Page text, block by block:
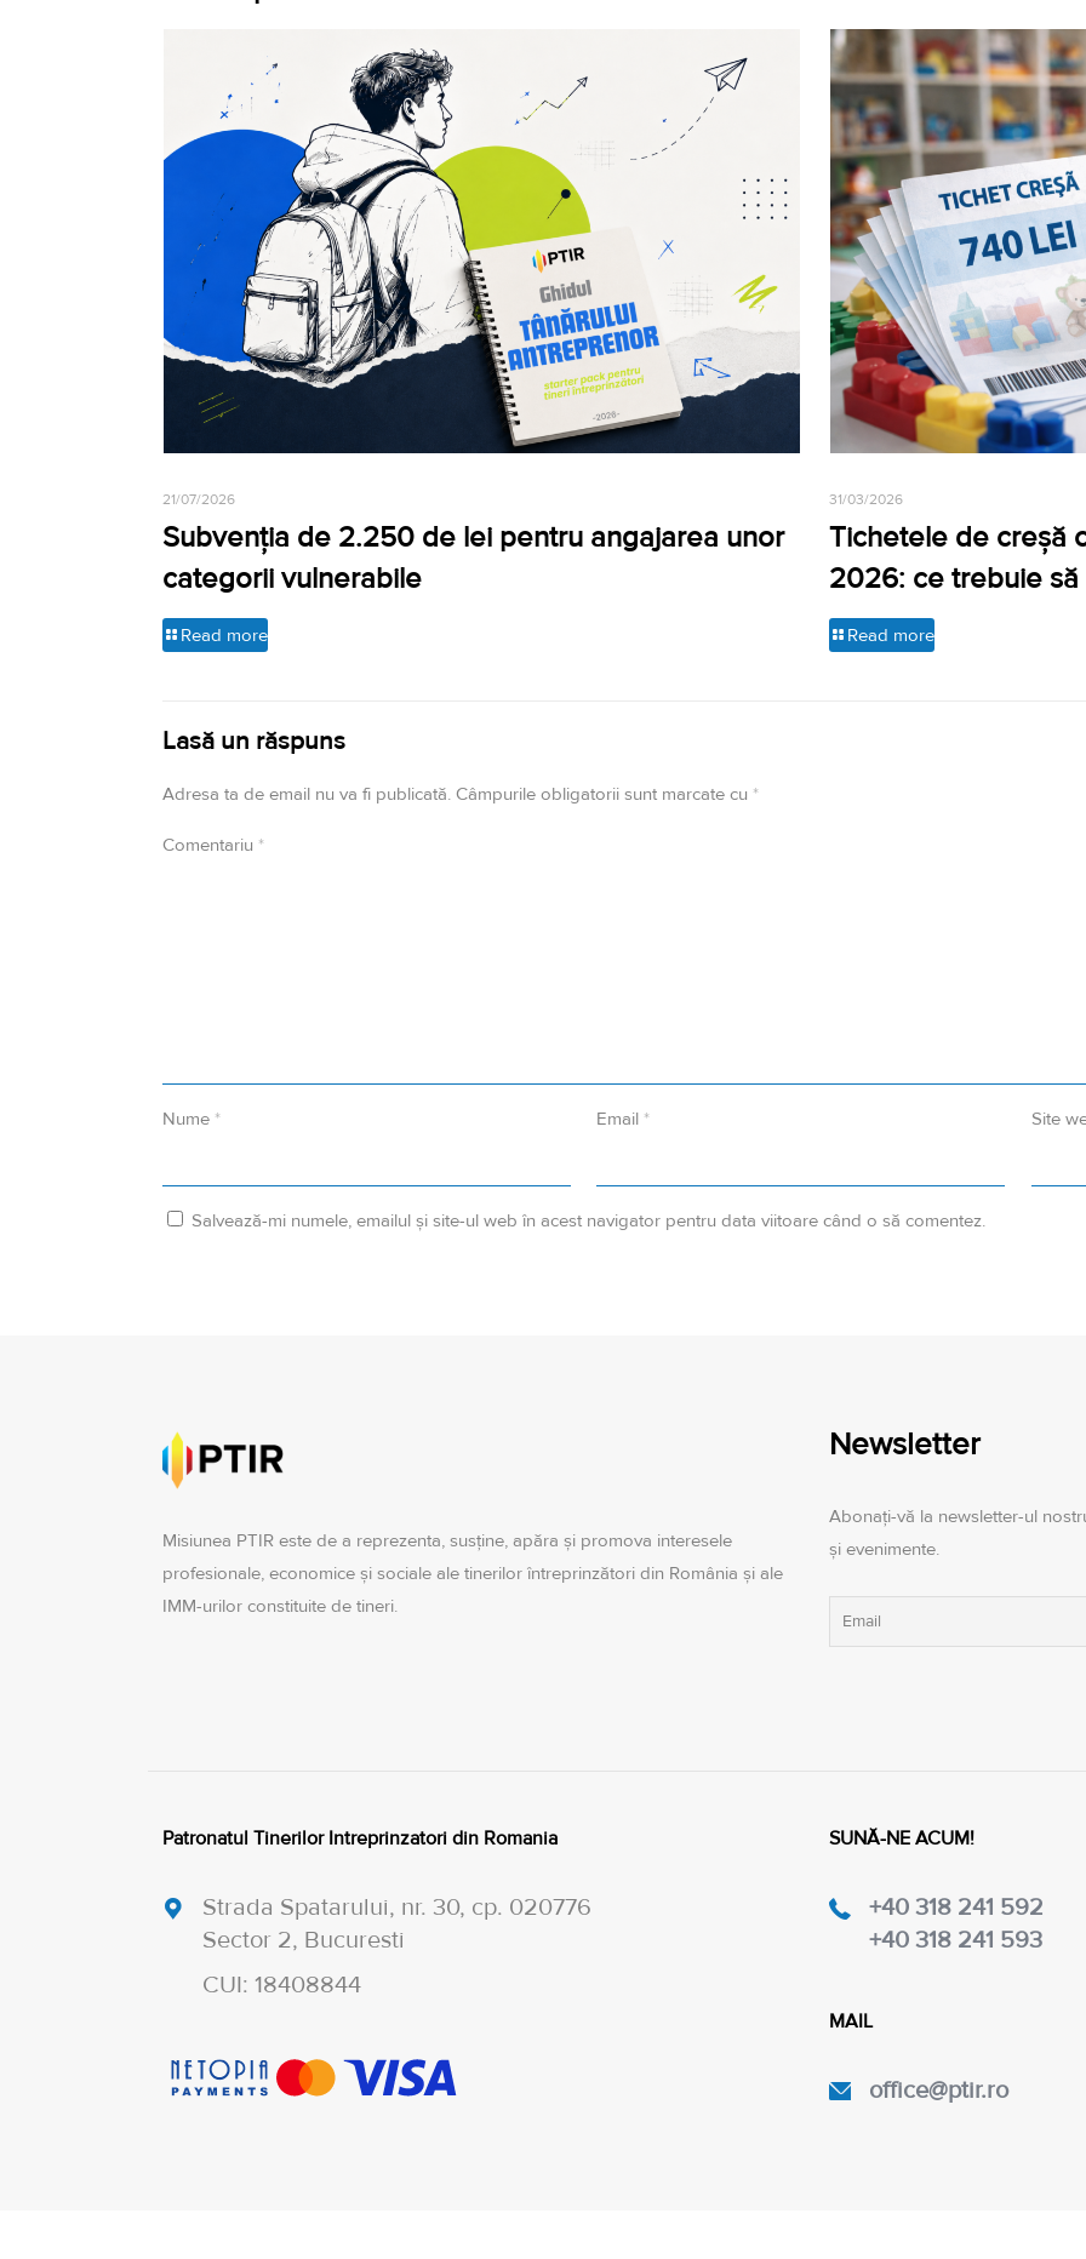
21/07/2026
Subvenția de 2.250 de lei pentru angajarea unor
categorii vulnerabile
Read more
31/03/2026
Tichetele de creșă
2026: ce trebuie
Read more
Lasă un răspuns
Adresa ta de email nu va fi publicată. Câmpurile obligatorii sunt marcate cu *
Comentariu *
Nume * Email * Site
Salvează-mi numele, emailul și site-ul web în acest navigator pentru data viitoare când o să comentez.
Misiunea PTIR este de a reprezenta, susţine, apăra şi promova interesele
profesionale, economice şi sociale ale tinerilor întreprinzători din România şi ale
IMM-urilor constituite de tineri.
Newsletter
Abonați-vă la newsletter-ul
și evenimente.
Patronatul Tinerilor Intreprinzatori din Romania
Strada Spatarului, nr. 30, cp. 020776
Sector 2, Bucuresti
CUI: 18408844
SUNĂ-NE ACUM!
+40 318 241 592
+40 318 241 593
MAIL
office@ptir.ro